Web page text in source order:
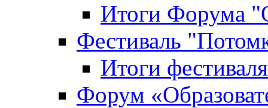
Итоги Форума
Фестиваль
Итоги
Форум